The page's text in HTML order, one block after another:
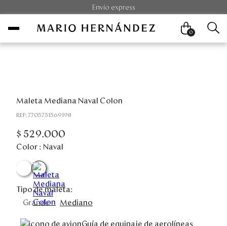
Envío express
Hombre
Unisex
Colecciones
0
Maleta Mediana Naval Colon
:7705751569198
$ 529.000
Tipo de maleta:
Grande
Mediano
Color : Naval
Guía de equipaje de aerolíneas